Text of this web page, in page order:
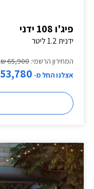
פיג'ו 108 ידני
ידנית 1.2 ליטר
המחירון הרשמי: 65,900 ₪
אצלנו החל מ- 53,780 ₪